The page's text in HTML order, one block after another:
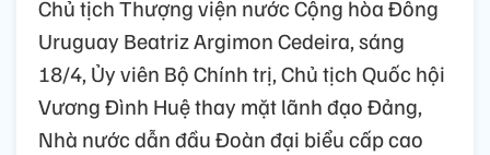
Chủ tịch Thượng viện nước Cộng hòa Đông
Uruguay Beatriz Argimon Cedeira, sáng
18/4, Ủy viên Bộ Chính trị, Chủ tịch Quốc hội
Vương Đình Huệ thay mặt lãnh đạo Đảng,
Nhà nước dẫn đầu Đoàn đại biểu cấp cao